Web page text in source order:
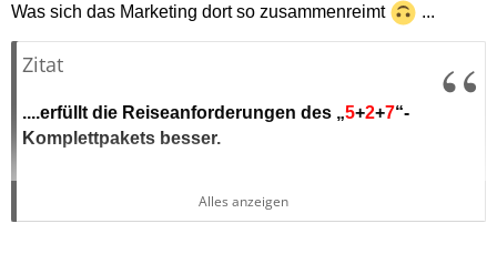
Was sich das Marketing dort so zusammenreimt ...
Zitat
....erfüllt die Reiseanforderungen des „5+2+7“-
Komplettpakets besser.
Nr. 5 EHD eine rein elektrische Reichweite von bis zu
Alles anzeigen